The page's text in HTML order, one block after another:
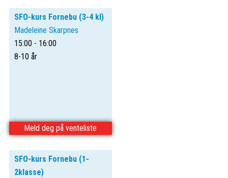
SFO-kurs Fornebu (3-4 kl)
Madeleine Skarpnes
15:00 - 16:00
8-10 år
Meld deg på venteliste
SFO-kurs Fornebu (1-
2klasse)